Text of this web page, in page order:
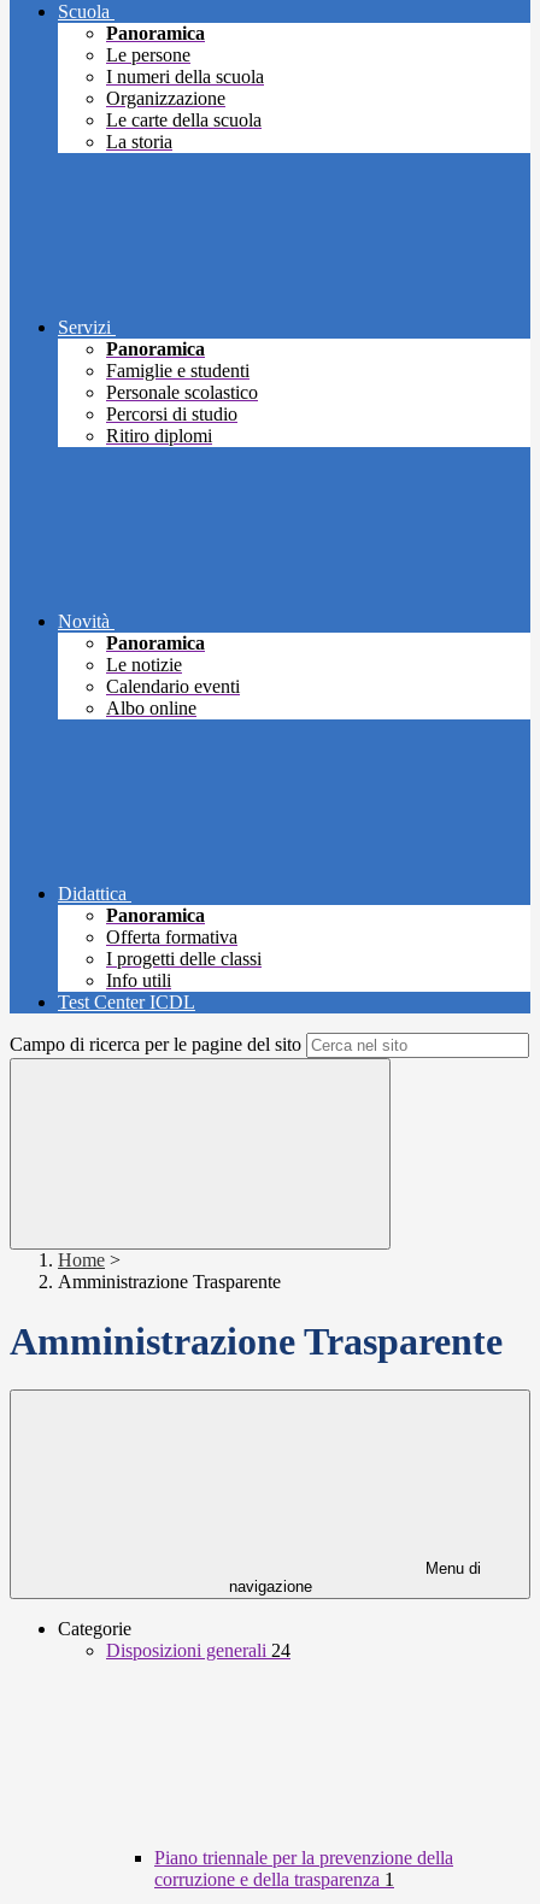
Scuola
Panoramica
Le persone
I numeri della scuola
Organizzazione
Le carte della scuola
La storia
Servizi
Panoramica
Famiglie e studenti
Personale scolastico
Percorsi di studio
Ritiro diplomi
Novità
Panoramica
Le notizie
Calendario eventi
Albo online
Didattica
Panoramica
Offerta formativa
I progetti delle classi
Info utili
Test Center ICDL
Campo di ricerca per le pagine del sito
Home >
Amministrazione Trasparente
Amministrazione Trasparente
Menu di
navigazione
Categorie
Disposizioni generali 24
Piano triennale per la prevenzione della
corruzione e della trasparenza 1